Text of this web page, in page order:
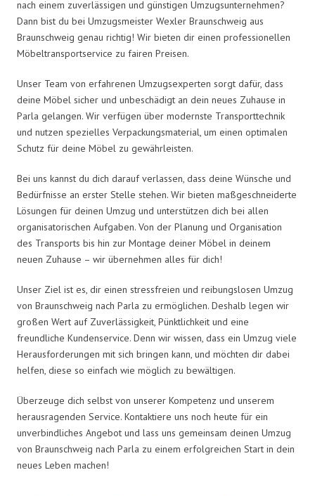
nach einem zuverlässigen und günstigen Umzugsunternehmen?
Dann bist du bei Umzugsmeister Wexler Braunschweig aus
Braunschweig genau richtig! Wir bieten dir einen professionellen
Möbeltransportservice zu fairen Preisen.
Unser Team von erfahrenen Umzugsexperten sorgt dafür, dass
deine Möbel sicher und unbeschädigt an dein neues Zuhause in
Parla gelangen. Wir verfügen über modernste Transporttechnik
und nutzen spezielles Verpackungsmaterial, um einen optimalen
Schutz für deine Möbel zu gewährleisten.
Bei uns kannst du dich darauf verlassen, dass deine Wünsche und
Bedürfnisse an erster Stelle stehen. Wir bieten maßgeschneiderte
Lösungen für deinen Umzug und unterstützen dich bei allen
organisatorischen Aufgaben. Von der Planung und Organisation
des Transports bis hin zur Montage deiner Möbel in deinem
neuen Zuhause – wir übernehmen alles für dich!
Unser Ziel ist es, dir einen stressfreien und reibungslosen Umzug
von Braunschweig nach Parla zu ermöglichen. Deshalb legen wir
großen Wert auf Zuverlässigkeit, Pünktlichkeit und eine
freundliche Kundenservice. Denn wir wissen, dass ein Umzug viele
Herausforderungen mit sich bringen kann, und möchten dir dabei
helfen, diese so einfach wie möglich zu bewältigen.
Überzeuge dich selbst von unserer Kompetenz und unserem
herausragenden Service. Kontaktiere uns noch heute für ein
unverbindliches Angebot und lass uns gemeinsam deinen Umzug
von Braunschweig nach Parla zu einem erfolgreichen Start in dein
neues Leben machen!